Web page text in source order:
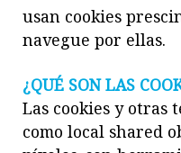
usan cookies
navegue por ellas.
¿QUÉ SON LAS
Las cookies y otras
como local shared